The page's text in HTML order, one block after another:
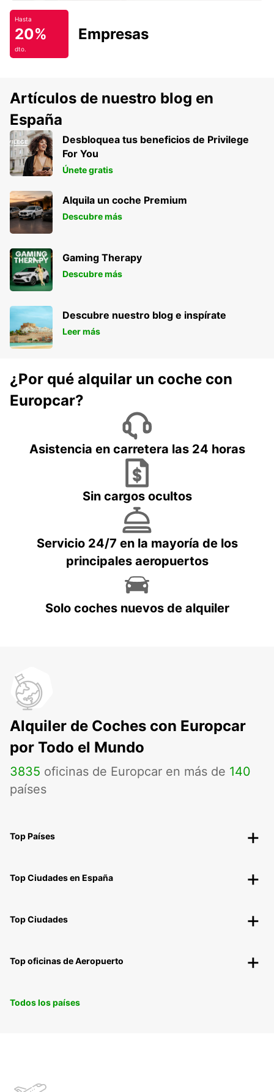
Hasta
20%
dto.
Empresas
Artículos de nuestro blog en
España
Desbloquea tus beneficios de Privilege
For You
Únete gratis
Alquila un coche Premium
Descubre más
Gaming Therapy
Descubre más
Descubre nuestro blog e inspírate
Leer más
¿Por qué alquilar un coche con
Europcar?
Asistencia en carretera las 24 horas
Sin cargos ocultos
Servicio 24/7 en la mayoría de los
principales aeropuertos
Solo coches nuevos de alquiler
Alquiler de Coches con Europcar
por Todo el Mundo
3835 oficinas de Europcar en más de 140
países
Top Países
Top Ciudades en España
Top Ciudades
Top oficinas de Aeropuerto
Todos los países